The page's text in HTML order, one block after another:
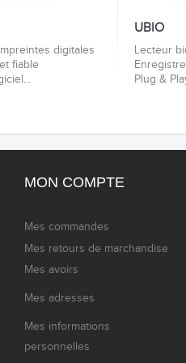
digitales
fiable
UBIO
Lecteur
Plug &
MON COMPTE
Mes commandes
Mes retours de marchandise
Mes avoirs
Mes adresses
Mes informations
personnelles